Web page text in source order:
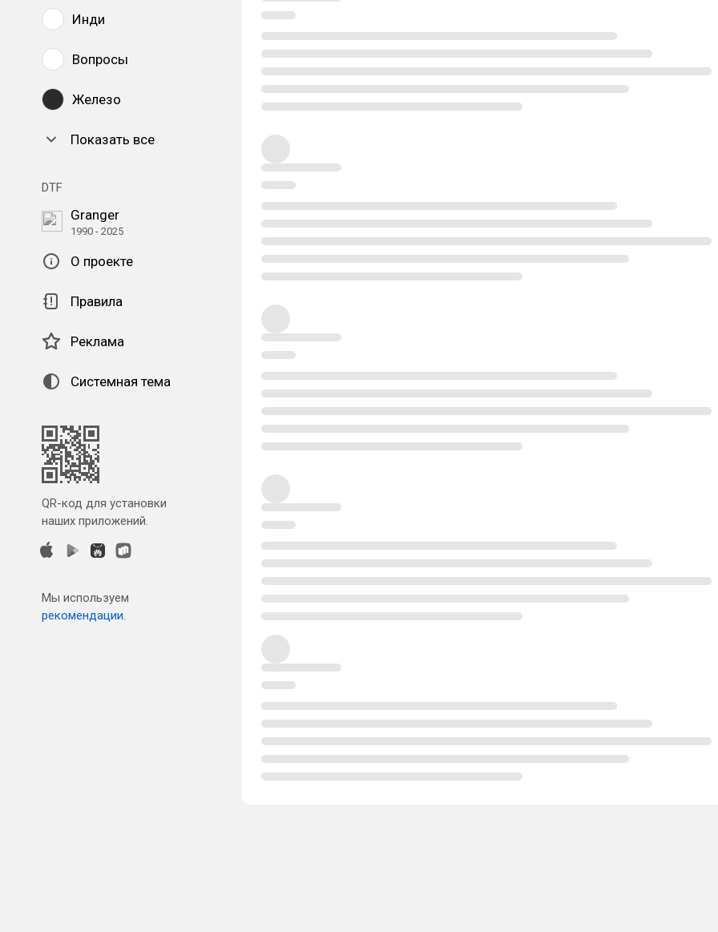
Инди
Вопросы
Железо
Показать все
DTF
Granger
1990 - 2025
О проекте
Правила
Реклама
Системная тема
QR-код для установки
наших приложений.
Мы используем
рекомендации.